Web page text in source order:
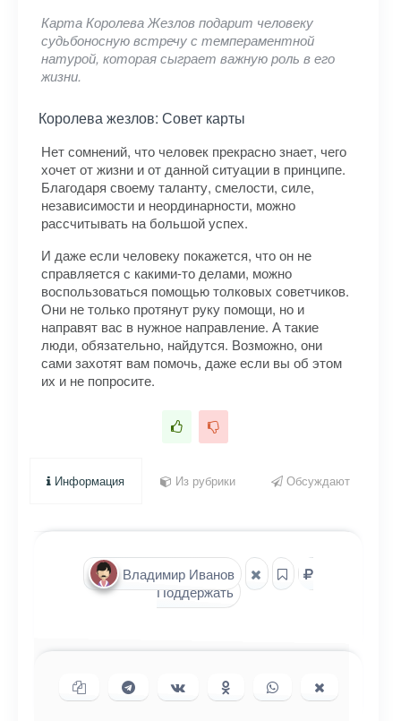
Карта Королева Жезлов подарит человеку
судьбоносную встречу с темпераментной
натурой, которая сыграет важную роль в его
жизни.
Королева жезлов: Совет карты
Нет сомнений, что человек прекрасно знает, чего
хочет от жизни и от данной ситуации в принципе.
Благодаря своему таланту, смелости, силе,
независимости и неординарности, можно
рассчитывать на большой успех.
И даже если человеку покажется, что он не
справляется с какими-то делами, можно
воспользоваться помощью толковых советчиков.
Они не только протянут руку помощи, но и
направят вас в нужное направление. А такие
люди, обязательно, найдутся. Возможно, они
сами захотят вам помочь, даже если вы об этом
их и не попросите.
Информация Из рубрики Обсуждают
Владимир Иванов
Поддержать
Копировать ссылку
Поделиться в Telegram
Поделиться ВКонтакте
Поделиться в
Одноклассниках
Поделиться в
WhatsApp
в X (Twitter)